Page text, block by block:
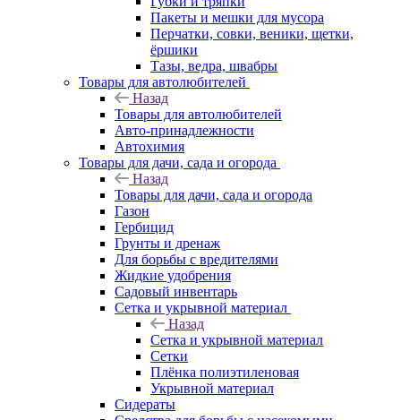
Пакеты и мешки для мусора
Перчатки, совки, веники, щетки,
ёршики
Тазы, ведра, швабры
Товары для автолюбителей
Назад
Товары для автолюбителей
Авто-принадлежности
Автохимия
Товары для дачи, сада и огорода
Назад
Товары для дачи, сада и огорода
Газон
Гербицид
Грунты и дренаж
Для борьбы с вредителями
Жидкие удобрения
Садовый инвентарь
Сетка и укрывной материал
Назад
Сетка и укрывной материал
Сетки
Плёнка полиэтиленовая
Укрывной материал
Сидераты